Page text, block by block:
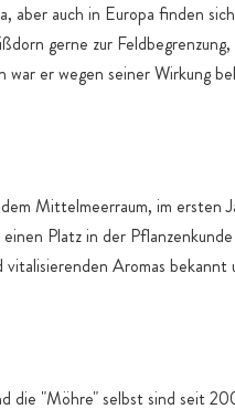
aber auch in Europa finden
gerne zur
er wegen seiner Wirkung
Mittelmeerraum, im ersten
Platz in der
Aromas
die "Möhre" selbst sind seit